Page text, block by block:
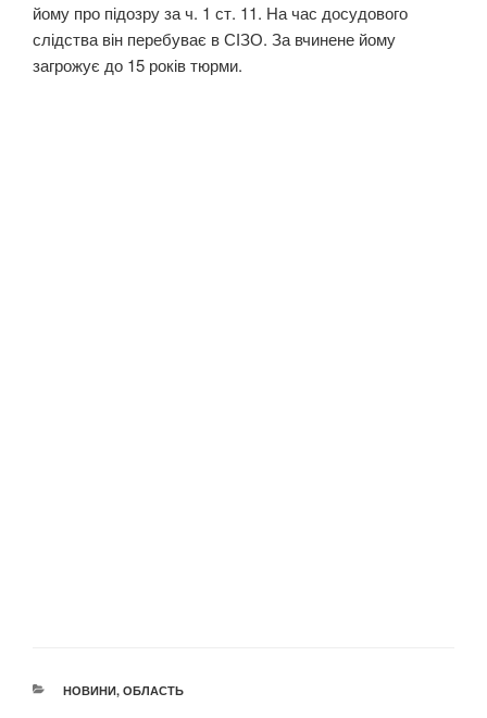
йому про підозру за ч. 1 ст. 11. На час досудового
слідства він перебуває в СІЗО. За вчинене йому
загрожує до 15 років тюрми.
КАТЕГОРІЇ
НОВИНИ, ОБЛАСТЬ